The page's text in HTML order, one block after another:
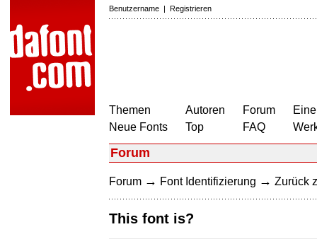
Benutzername | Registrieren
Themen
Neue Fonts
Autoren
Top
Forum
FAQ
Forum
Forum → Font Identifizierung → Zurück
This font is?